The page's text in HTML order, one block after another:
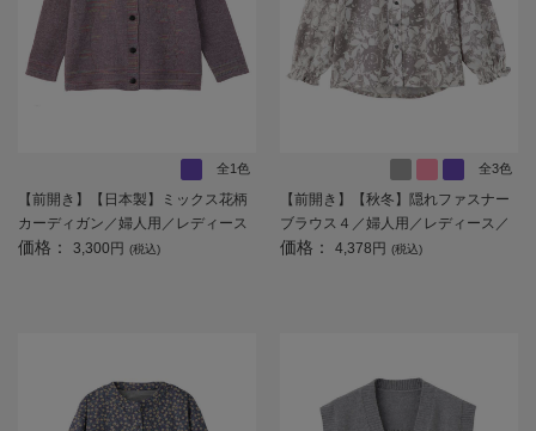
全1色
【前開き】【日本製】ミックス花柄
カーディガン／婦人用／レディース
／高齢者／シニア／名前記入欄付／
価格： 3,300円 (税込)
全3色
【前開き】【秋冬】隠れファスナー
ブラウス４／婦人用／レディース／
高齢者／シニア／後ろ長め／名前記
価格： 4,378円 (税込)